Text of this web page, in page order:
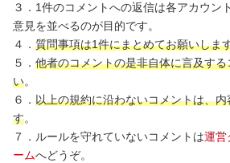
３．1件のコメントへの返信は各アカウン
意見を並べるのが目的です。
４． 質問事項は1件にまとめてお願いしま
５． 他者のコメントの是非自体に言及す
い。
６． 以上の規約に沿わないコメントは、
す。
７．ルールを守れていないコメントは運営
ームへどうぞ。